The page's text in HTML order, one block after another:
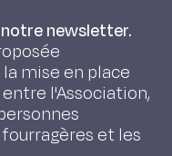
newsletter.
mise en place
l'Association,
et les